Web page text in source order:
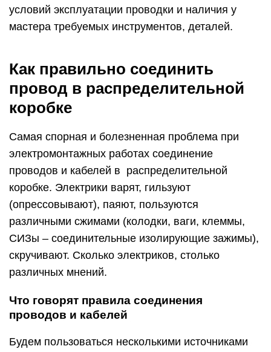
условий эксплуатации проводки и наличия у
мастера требуемых инструментов, деталей.
Как правильно соединить
провод в распределительной
коробке
Самая спорная и болезненная проблема при
электромонтажных работах соединение
проводов и кабелей в распределительной
коробке. Электрики варят, гильзуют
(опрессовывают), паяют, пользуются
различными сжимами (колодки, ваги, клеммы,
СИЗы – соединительные изолирующие зажимы),
скручивают. Сколько электриков, столько
различных мнений.
Что говорят правила соединения
проводов и кабелей
Будем пользоваться несколькими источниками